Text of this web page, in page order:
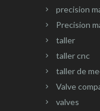
precision
Precision
taller
taller cnc
taller de
Valve
valves